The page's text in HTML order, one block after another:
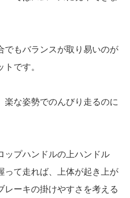
でもバランスが取り易いのが
です。
楽な姿勢でのんびり走るのに
ップハンドルの上ハンドル
って走れば、上体が起き上が
レーキの掛けやすさを考える